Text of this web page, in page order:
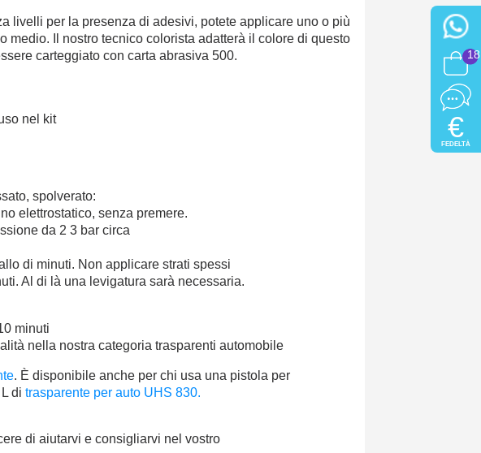
livelli per la presenza di adesivi, potete applicare uno o più
medio. Il nostro tecnico colorista adatterà il colore di questo
carteggiato con carta abrasiva 500.
nel kit
spolverato:
elettrostatico, senza premere.
da 2 3 bar circa
di minuti. Non applicare strati spessi
Al di là una levigatura sarà necessaria.
minuti
nella nostra categoria trasparenti automobile
. È disponibile anche per chi usa una pistola per
L ditrasparente per auto UHS 830.
di aiutarvi e consigliarvi nel vostro
18
€
FEDELTÀ